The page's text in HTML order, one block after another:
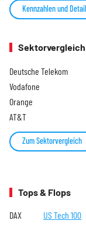
Kennzahlen und
Sektorvergleich
Deutsche Telekom
Vodafone
Orange
AT&T
Zum Sektorvergleich
Tops & Flops
DAX US Tech 100